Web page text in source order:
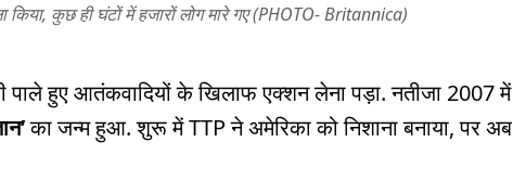
किया, कुछ ही घंटों में हजारों लोग मारे गए (PHOTO- Britannica)
पाले हुए आतंकवादियों के खिलाफ एक्शन लेना पड़ा. नतीजा 2007 में
का जन्म हुआ. शुरू में TTP ने अमेरिका को निशाना बनाया, पर अब